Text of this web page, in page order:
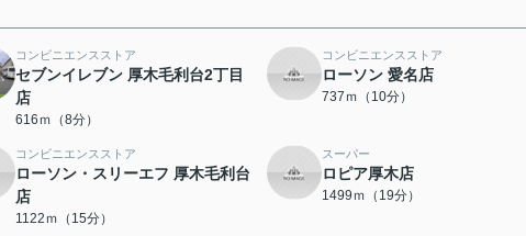
コンビニエンスストア
セブンイレブン 厚木毛利台2丁目
店
616ｍ（8分）
コンビニエンスストア
ローソン 愛名店
737ｍ（10分）
コンビニエンスストア
ローソン・スリーエフ 厚木毛利台
店
1122ｍ（15分）
スーパー
ロピア厚木店
1499ｍ（19分）